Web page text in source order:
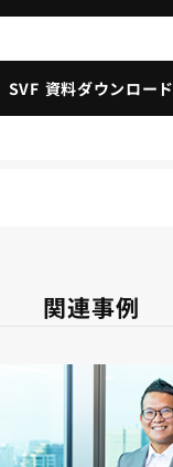
SVF 資料ダウンロード
関連事例